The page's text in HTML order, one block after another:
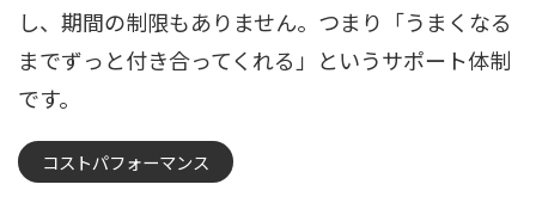
し、期間の制限もありません。つまり「うまくなる
までずっと付き合ってくれる」というサポート体制
です。
コストパフォーマンス